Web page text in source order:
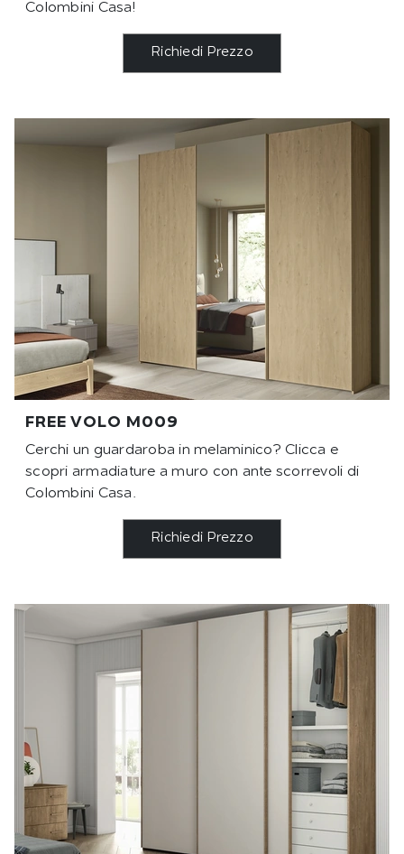
Colombini Casa!
Richiedi Prezzo
FREE VOLO M009
Cerchi un guardaroba in melaminico? Clicca e
scopri armadiature a muro con ante scorrevoli di
Colombini Casa.
Richiedi Prezzo